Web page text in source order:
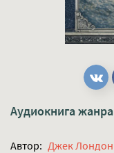
Аудиокнига жанра
Автор: Джек Лондон